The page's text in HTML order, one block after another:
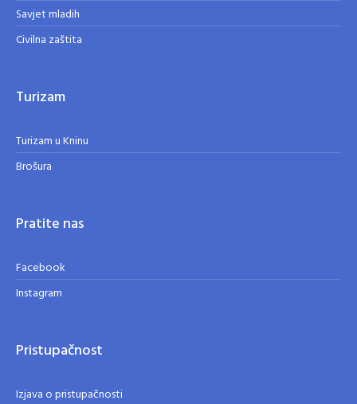
Savjet mladih
Civilna zaštita
Turizam
Turizam u Kninu
Brošura
Pratite nas
Facebook
Instagram
Pristupačnost
Izjava o pristupačnosti